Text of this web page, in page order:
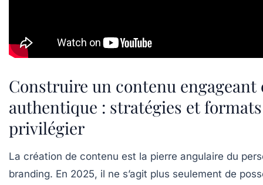
Construire un contenu engageant
authentique : stratégies et
privilégier
La création de contenu est la pierre angulaire du
branding. En 2025, il ne s’agit plus seulement de